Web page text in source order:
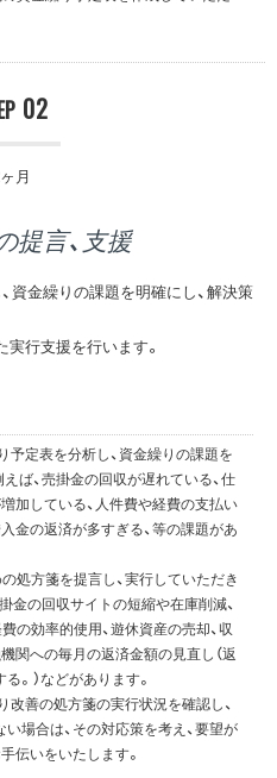
02
月
提言、支援
資金繰りの課題を明確にし、解決策
行支援を行います。
予定表を分析し、資金繰りの課題を
ば、売掛金の回収が遅れている、仕
加している、人件費や経費の支払い
金の返済が多すぎる、等の課題があ
処方箋を提言し、実行していただき
金の回収サイトの短縮や在庫削減、
の効率的使用、遊休資産の売却、収
関への毎月の返済金額の見直し（返
。）などがあります。
改善の処方箋の実行状況を確認し、
場合は、その対応策を考え、要望が
伝いをいたします。